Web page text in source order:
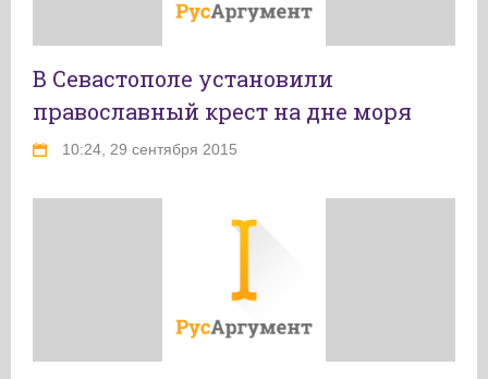
В Севастополе установили
православный крест на дне моря
10:24, 29 сентября 2015